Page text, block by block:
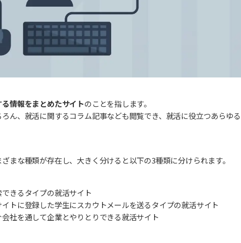
情報をまとめたサイトのことを指します。
ん、就活に関するコラム記事なども閲覧でき、就活に役立つあらゆる
まな種類が存在し、大きく分けると以下の3種類に分けられます。
きるタイプの就活サイト
トに登録した学生にスカウトメールを送るタイプの就活サイト
社を通して企業とやりとりできる就活サイト